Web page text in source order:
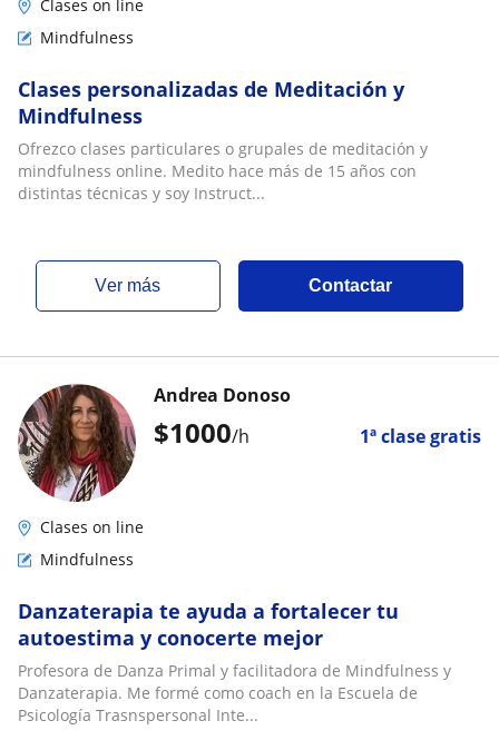
Clases on line
Mindfulness
Clases personalizadas de Meditación y
Mindfulness
Ofrezco clases particulares o grupales de meditación y
mindfulness online. Medito hace más de 15 años con
distintas técnicas y soy Instruct...
ver más Contactar
$1000/h 1ª clase gratis
Andrea Donoso
Clases on line
Mindfulness
Danzaterapia te ayuda a fortalecer tu
autoestima y conocerte mejor
Profesora de Danza Primal y facilitadora de Mindfulness y
Danzaterapia. Me formé como coach en la Escuela de
Psicología Trasnspersonal Inte...